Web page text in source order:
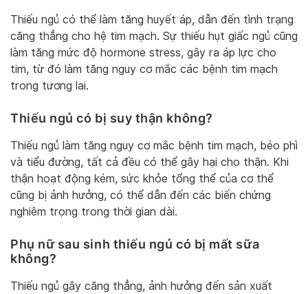
Thiếu ngủ có thể làm tăng huyết áp, dẫn đến tình trạng
căng thẳng cho hệ tim mạch. Sự thiếu hụt giấc ngủ cũng
làm tăng mức độ hormone stress, gây ra áp lực cho
tim, từ đó làm tăng nguy cơ mắc các bệnh tim mạch
trong tương lai.
Thiếu ngủ có bị suy thận không?
Thiếu ngủ làm tăng nguy cơ mắc bệnh tim mạch, béo phì
và tiểu đường, tất cả đều có thể gây hại cho thận. Khi
thận hoạt động kém, sức khỏe tổng thể của cơ thể
cũng bị ảnh hưởng, có thể dẫn đến các biến chứng
nghiêm trọng trong thời gian dài.
Phụ nữ sau sinh thiếu ngủ có bị mất sữa
không?
Thiếu ngủ gây căng thẳng, ảnh hưởng đến sản xuất